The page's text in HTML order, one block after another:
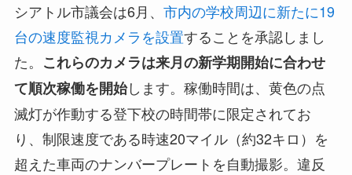
シアトル市議会は6月、 市内の学校周辺に新たに19
台の速度監視カメラを設置することを承認しまし
た。 これらのカメラは来月の新学期開始に合わせ
て順次稼働を開始します。稼働時間は、黄色の点
滅灯が作動する登下校の時間帯に限定されてお
り、制限速度である時速20マイル（約32キロ）を
超えた車両のナンバープレートを自動撮影。違反